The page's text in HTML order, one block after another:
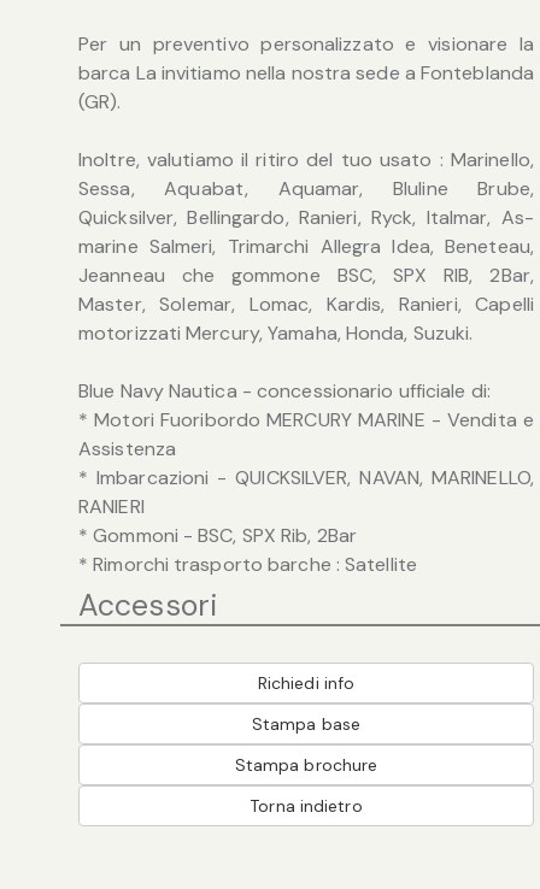
Per un preventivo personalizzato e visionare la
barca La invitiamo nella nostra sede a Fonteblanda
(GR).
Inoltre, valutiamo il ritiro del tuo usato : Marinello,
Sessa, Aquabat, Aquamar, Bluline Brube,
Quicksilver, Bellingardo, Ranieri, Ryck, Italmar, As-
marine Salmeri, Trimarchi Allegra Idea, Beneteau,
Jeanneau che gommone BSC, SPX RIB, 2Bar,
Master, Solemar, Lomac, Kardis, Ranieri, Capelli
motorizzati Mercury, Yamaha, Honda, Suzuki.
Blue Navy Nautica - concessionario ufficiale di:
* Motori Fuoribordo MERCURY MARINE - Vendita e
Assistenza
* Imbarcazioni - QUICKSILVER, NAVAN, MARINELLO,
RANIERI
* Gommoni - BSC, SPX Rib, 2Bar
* Rimorchi trasporto barche : Satellite
Accessori
Richiedi info
Stampa base
Stampa brochure
Torna indietro